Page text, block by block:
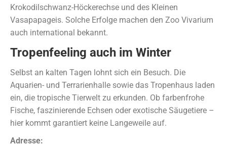
Krokodilschwanz-Höckerechse und des Kleinen
Vasapapageis. Solche Erfolge machen den Zoo Vivarium
auch international bekannt.
Tropenfeeling auch im Winter
Selbst an kalten Tagen lohnt sich ein Besuch. Die
Aquarien- und Terrarienhalle sowie das Tropenhaus laden
ein, die tropische Tierwelt zu erkunden. Ob farbenfrohe
Fische, faszinierende Echsen oder exotische Säugetiere –
hier kommt garantiert keine Langeweile auf.
Adresse: